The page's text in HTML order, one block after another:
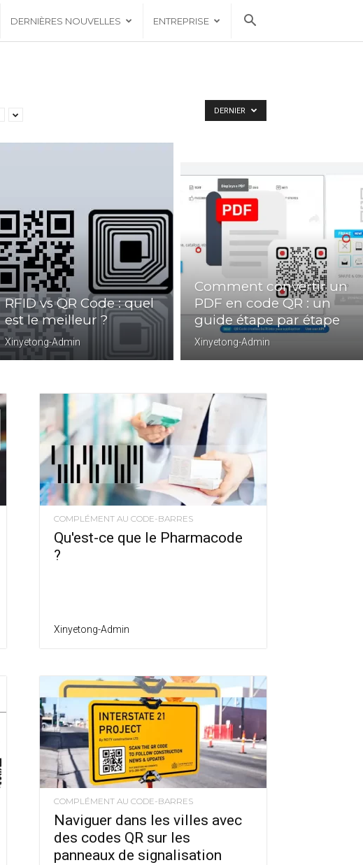
DERNIÈRES NOUVELLES ENTREPRISE
DERNIER
RFID vs QR Code : quel
est le meilleur ?
Xinyetong-Admin
Comment convertir un
PDF en code QR : un
guide étape par étape
Xinyetong-Admin
COMPLÉMENT AU CODE-BARRES
Qu'est-ce que le Pharmacode
?
Xinyetong-Admin
COMPLÉMENT AU CODE-BARRES
Naviguer dans les villes avec
des codes QR sur les
panneaux de signalisation